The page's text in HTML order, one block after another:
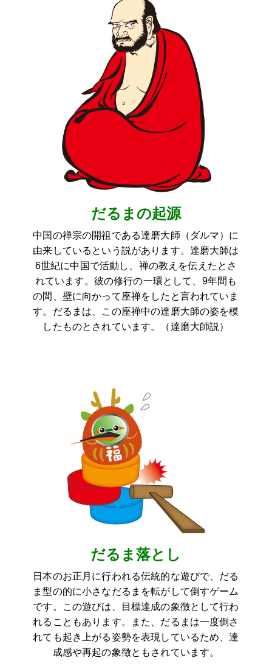
だるまの起源
中国の禅宗の開祖である達磨大師（ダルマ）に
由来しているという説があります。達磨大師は
6世紀に中国で活動し、禅の教えを伝えたとさ
れています。彼の修行の一環として、9年間も
の間、壁に向かって座禅をしたと言われていま
す。だるまは、この座禅中の達磨大師の姿を模
したものとされています。（達磨大師説）
だるま落とし
日本のお正月に行われる伝統的な遊びで、だる
ま型の的に小さなだるまを転がして倒すゲーム
です。この遊びは、目標達成の象徴として行わ
れることもあります。また、だるまは一度倒さ
れても起き上がる姿勢を表現しているため、達
成感や再起の象徴ともされています。